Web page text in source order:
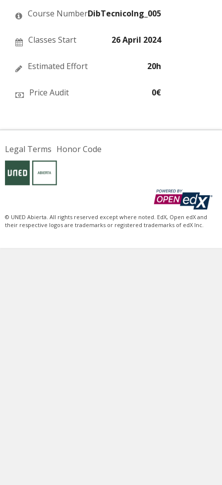
this
course
say
you've
this
course
enrolled
in
course
Course NumberDibTecnicoIng_005
Classes Start 26 April 2024
Estimated Effort 20h
Price Audit 0€
Legal Terms Honor Code
© UNED Abierta. All rights reserved except where noted. EdX, Open edX and
their respective logos are trademarks or registered trademarks of edX Inc.